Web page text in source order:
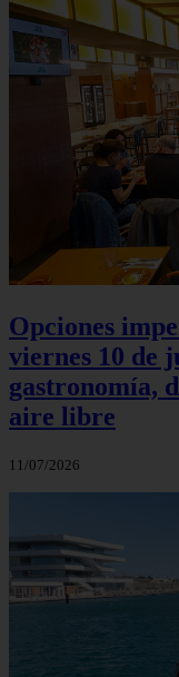
Opciones
viernes 10 de
gastronomía,
aire libre
11/07/2026